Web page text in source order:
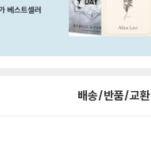
배송/반품/교환